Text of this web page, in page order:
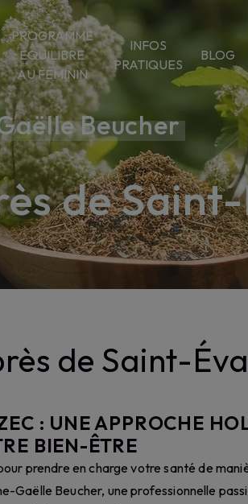
PROGRAMME
ÉQUILIBRE
AU FÉMININ
INFOS
PRATIQUES
BLOG
Beucher
de
de Saint-
: UNE APPROCHE
BIEN-ÊTRE
prendre en charge votre santé de
Gaëlle Beucher, une professionnelle